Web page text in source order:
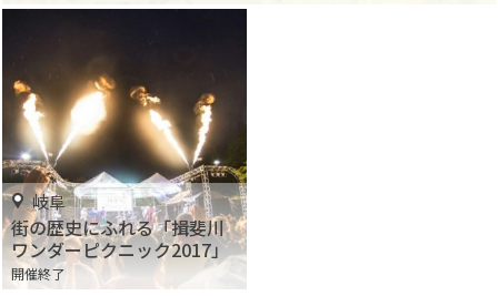
岐阜
街の歴史にふれる「揖斐川
ワンダーピクニック2017」
開催終了